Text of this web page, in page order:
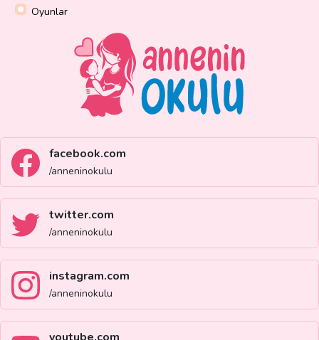
Oyunlar
facebook.com
/anneninokulu
twitter.com
/anneninokulu
instagram.com
/anneninokulu